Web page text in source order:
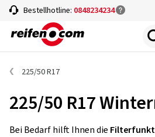
Bestellhotline: 0848234234
225/50 R17
225/50 R17
Bei Bedarf hilft Ihnen die